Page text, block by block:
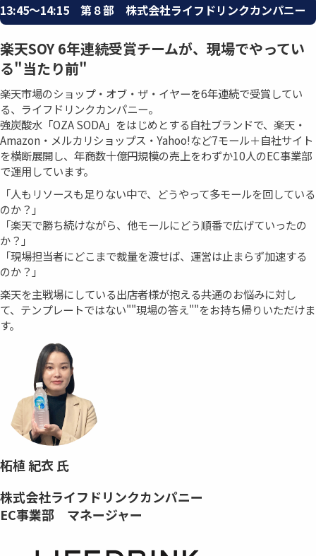
13:45〜14:15 第８部 株式会社ライフドリンクカンパニー
楽天SOY 6年連続受賞チームが、現場でやってい
る"当たり前"
楽天市場のショップ・オブ・ザ・イヤーを6年連続で受賞してい
る、ライフドリンクカンパニー。
強炭酸水「OZA SODA」をはじめとする自社ブランドで、楽天・
Amazon・メルカリショップス・Yahoo!など7モール＋自社サイト
を横断展開し、年商数十億円規模の売上をわずか10人のEC事業部
で運用しています。
「人もリソースも足りない中で、どうやって多モールを回している
のか？」
「楽天で勝ち続けながら、他モールにどう順番で広げていったの
か？」
「現場担当者にどこまで裁量を渡せば、運営は止まらず加速する
のか？」
楽天を主戦場にしている出店者様が抱える共通のお悩みに対し
て、テンプレートではない""現場の答え""をお持ち帰りいただけま
す。
柘植 紀衣 氏
株式会社ライフドリンクカンパニー
EC事業部 マネージャー